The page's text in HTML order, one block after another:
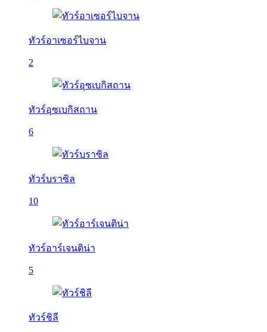
ทัวร์อาเซอร์ไบจาน
2
ทัวร์อุซเบกิสถาน
6
ทัวร์บราซิล
10
ทัวร์อาร์เจนติน่า
5
ทัวร์ชิลี